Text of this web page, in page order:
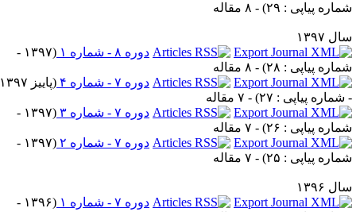
پیاپی : ۲۹
) - ۸ مقاله
۱۳۹۷
دوره ۸ - شماره ۱
(
۱۳۹۷ -
پیاپی : ۲۸
) - ۸ مقاله
دوره ۷ - شماره ۴
(
پاییز ۱۳۹۷
پیاپی : ۲۷
) - ۷ مقاله
دوره ۷ - شماره ۳
(
۱۳۹۷ -
پیاپی : ۲۶
) - ۷ مقاله
دوره ۷ - شماره ۲
(
۱۳۹۷ -
پیاپی : ۲۵
) - ۷ مقاله
۱۳۹۶
دوره ۷ - شماره ۱
(
۱۳۹۶ -